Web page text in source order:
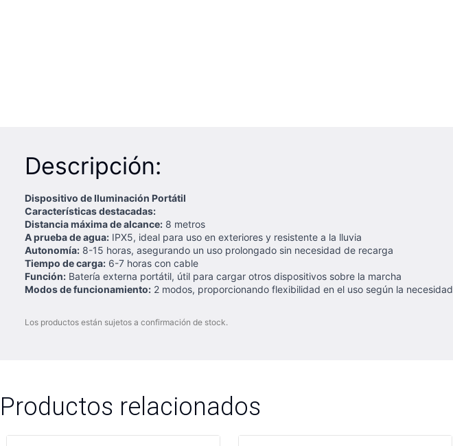
Descripción:
Dispositivo de Iluminación Portátil
Características destacadas:
Distancia máxima de alcance: 8 metros
A prueba de agua: IPX5, ideal para uso en exteriores y resistente a la lluvia
Autonomía: 8-15 horas, asegurando un uso prolongado sin necesidad de recarga
Tiempo de carga: 6-7 horas con cable
Función: Batería externa portátil, útil para cargar otros dispositivos sobre la marcha
Modos de funcionamiento: 2 modos, proporcionando flexibilidad en el uso según la necesidad
Los productos están sujetos a confirmación de stock.
Productos relacionados